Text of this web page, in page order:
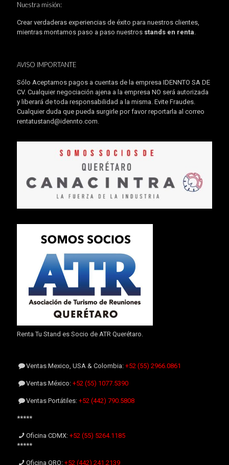
Nuestra misión:
Crear verdaderas experiencias de éxito para nuestros clientes,
mientras montamos paso a paso nuestros stands en renta.
AVISO IMPORTANTE
Sólo Aceptamos pagos a cuentas de la empresa IDENNTO SA DE
CV. Cualquier negociación ajena a la empresa NO será autorizada
y liberará de toda responsabilidad a la misma. Evite Fraudes.
Cualquier duda que pueda surgirle por favor reportarla al correo
rentatustand@idennto.com.
Renta Tu Stand es Socio de ATR Querétaro.
Ventas Mexico, USA & Colombia:+52 (55) 2966.0861
Ventas México:+52 (55) 1077.5390
Ventas Portátiles:+52 (442) 790.5808
*****
Oficina CDMX:+52 (55) 5264.1185
*****
Oficina QRO:+52 (442) 241.2139